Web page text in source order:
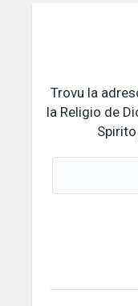
Trovu la
la Religio de